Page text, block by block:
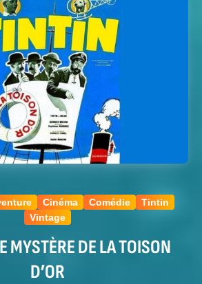
Cinéma Comédie
Tintin
Vintage
MYSTÈRE DE LA TOISON
D’OR